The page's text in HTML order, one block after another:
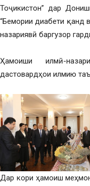
Тоҷикистон” дар
“Бемории диабети қанд
назариявӣ баргузор
Ҳамоиши илмӣ-
дастовардҳои илмию
Дар кори ҳамоиш